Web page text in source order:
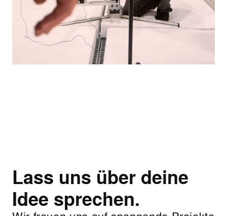
Lass uns über deine
Idee sprechen.